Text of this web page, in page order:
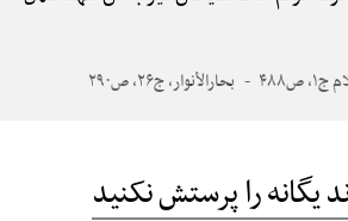
ص۴۸۸ بحارالأنوار، ج۲۶، ص۲۹۰
یگانه را پرستش نکنید